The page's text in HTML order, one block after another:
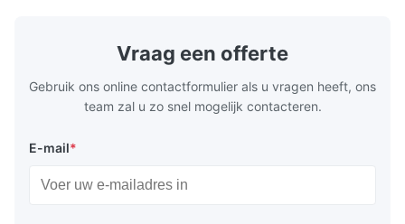
TH620 Standard JIS DIN ASTM GB EN AISI
Product Features High-quality tinplate with
Vraag een offerte
Gebruik ons online contactformulier als u vragen heeft, ons
team zal u zo snel mogelijk contacteren.
E-mail*